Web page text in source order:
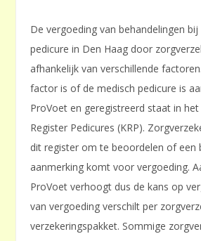
De vergoeding van behandelingen
pedicure in Den Haag door
afhankelijk van verschillende
factor is of de medisch pedicure is
ProVoet en geregistreerd staat in
Register Pedicures (KRP).
dit register om te beoordelen of een
aanmerking komt voor vergoeding.
ProVoet verhoogt dus de kans op
van vergoeding verschilt per
verzekeringspakket. Sommige